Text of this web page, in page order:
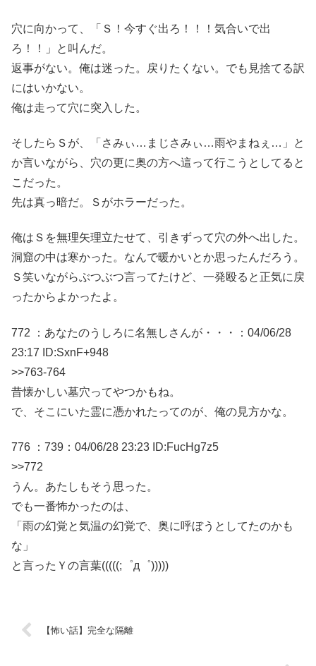
穴に向かって、「Ｓ！今すぐ出ろ！！！気合いで出
ろ！！」と叫んだ。
返事がない。俺は迷った。戻りたくない。でも見捨てる訳
にはいかない。
俺は走って穴に突入した。
そしたらＳが、「さみぃ…まじさみぃ…雨やまねぇ…」と
か言いながら、穴の更に奥の方へ這って行こうとしてると
こだった。
先は真っ暗だ。Ｓがホラーだった。
俺はＳを無理矢理立たせて、引きずって穴の外へ出した。
洞窟の中は寒かった。なんで暖かいとか思ったんだろう。
Ｓ笑いながらぶつぶつ言ってたけど、一発殴ると正気に戻
ったからよかったよ。
772 ：あなたのうしろに名無しさんが・・・：04/06/28
23:17 ID:SxnF+948
>>763-764
昔懐かしい墓穴ってやつかもね。
で、そこにいた霊に憑かれたってのが、俺の見方かな。
776 ：739：04/06/28 23:23 ID:FucHg7z5
>>772
うん。あたしもそう思った。
でも一番怖かったのは、
「雨の幻覚と気温の幻覚で、奥に呼ぼうとしてたのかも
な」
と言ったＹの言葉(((((;゜д゜)))))
【怖い話】完全な隔離